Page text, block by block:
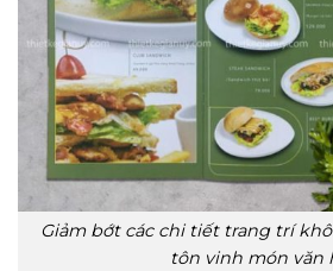
Giảm bớt các chi tiết trang trí
tôn vinh món văn